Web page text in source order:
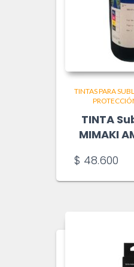
TINTAS PARA
TINTA
MIMAKI
$ 48.600